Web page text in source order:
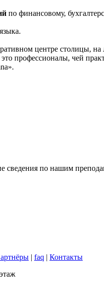
по финансовому,
центре столицы, на
профессионалы, чей
».
по нашим
| faq | Контакты